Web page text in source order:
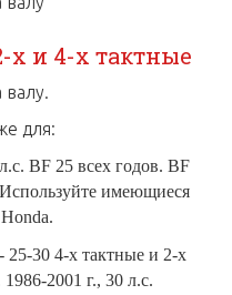
х и 4-х тактные
для:
BF 25 всех годов. BF
имеющиеся
25-30 4-х тактные и 2-х
2001 г., 30 л.с.